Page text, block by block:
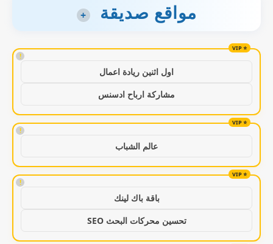
مواقع صديقة +
!
اول اثنين ريادة اعمال
مشاركة ارباح ادسنس
!
عالم الشباب
!
باقة باك لينك
تحسين محركات البحث SEO